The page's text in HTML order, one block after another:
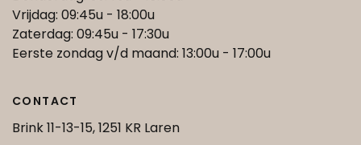
Vrijdag: 09:45u - 18:00u
Zaterdag: 09:45u - 17:30u
Eerste zondag v/d maand: 13:00u - 17:00u
CONTACT
Brink 11-13-15, 1251 KR Laren